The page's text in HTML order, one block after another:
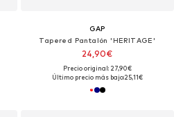
GAP
Tapered Pantalón 'HERITAGE'
24,90€
Precio original: 27,90€
Último precio más bajo:25,11€